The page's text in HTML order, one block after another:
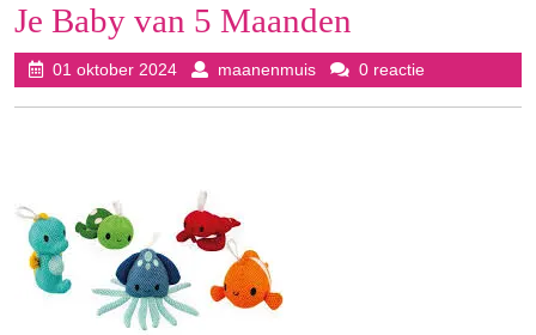
Je Baby van 5 Maanden
01 oktober 202401
oktober
maanenmuismaanenmuis
0 reactie